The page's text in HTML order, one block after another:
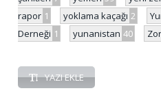
rapor 1 yoklama kaçağı 2
Derneği 1 yunanistan 40
YAZI EKLE